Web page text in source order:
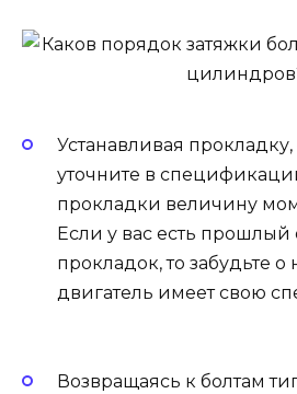
Устанавливая прокладку,
уточните в
прокладки величину
Если у вас есть прошлый
прокладок, то забудьте
двигатель имеет свою
Возвращаясь к болтам